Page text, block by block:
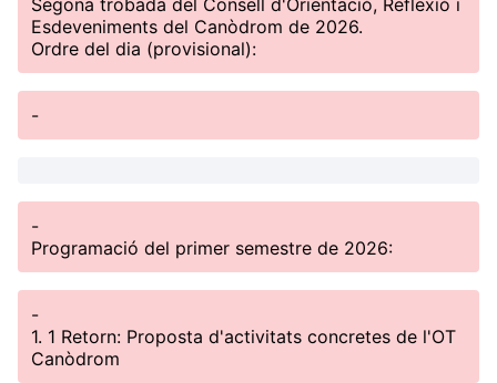
Segona trobada del Consell d'Orientació, Reflexió i
Esdeveniments del Canòdrom de 2026.
Ordre del dia (provisional):
-
-
Programació del primer semestre de 2026:
-
1. 1 Retorn: Proposta d'activitats concretes de l'OT
Canòdrom